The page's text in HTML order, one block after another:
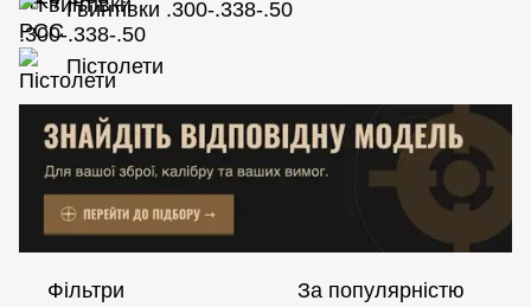
Гвинтівки .300-.338-.50
Пістолети
Фільтри За популярністю